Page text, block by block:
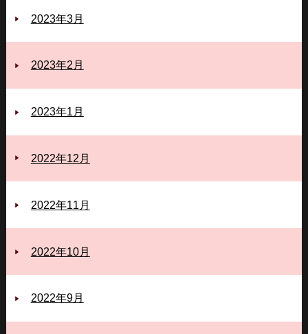
2023年3月
2023年2月
2023年1月
2022年12月
2022年11月
2022年10月
2022年9月